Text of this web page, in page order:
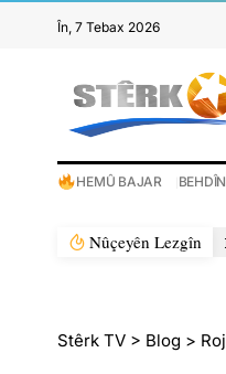
În, 7 Tebax 2026
HEMÛ BAJAR
Nûçeyên Lezgîn
Stêrk TV > Blog >